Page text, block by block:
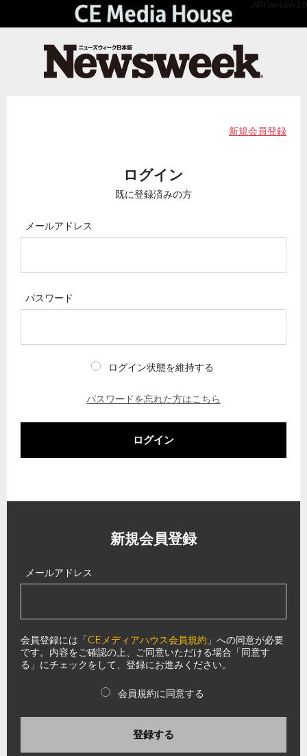
API Version 2.0
新規会員登録
ログイン
既に登録済みの方
メールアドレス
パスワード
ログイン状態を維持する
パスワードを忘れた方はこちら
ログイン
新規会員登録
メールアドレス
会員登録には「CEメディアハウス会員規約 」への同意が必要
です。内容をご確認の上、ご同意いただける場合「同意す
る」にチェックをして、登録にお進みください。
会員規約に同意する
登録する